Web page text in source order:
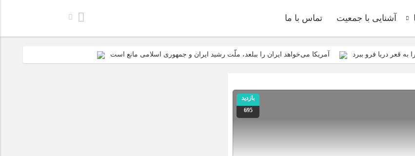
آشنایی با جمعیت تماس با ما
قعر دریا فرو ببرد آمریکا می‌خواهد ایران را ببلعد، ملّت رشید ایران و جمهوری اسلامی مانع است
معارف شیعی و معارف انقلابی را هدف قرار داده؛ باید در مقابل اینها ایستاد
کلمه، هم آمریکا را شکست داد، هم صهیونیست‌ها را
ایران عزیز ما مظهر امید است؛ صهیونیست‌ها مأیوس‌اند
بازدید
695